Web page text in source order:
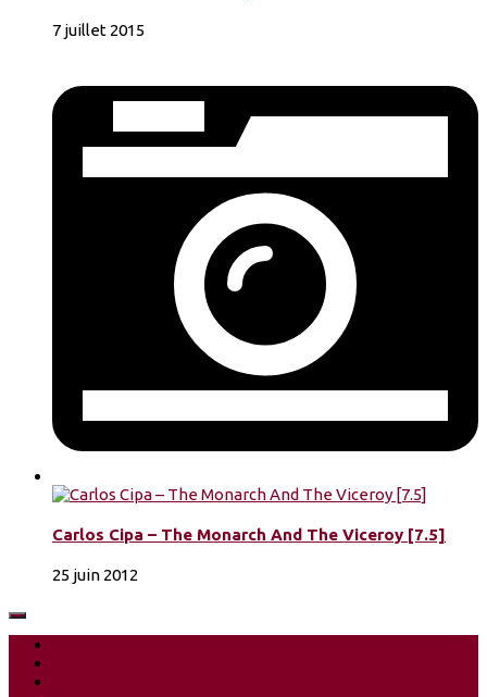
7 juillet 2015
Carlos Cipa – The Monarch And The Viceroy [7.5]
25 juin 2012